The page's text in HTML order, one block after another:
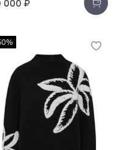
000 ₽